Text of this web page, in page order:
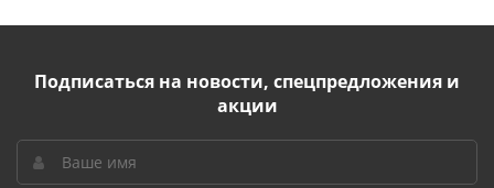
Подписаться на новости, спецпредложения и
акции